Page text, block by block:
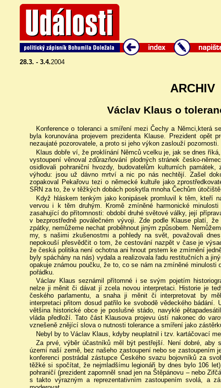
28.3. - 3.4.2004
ARCHIV
Václav Klaus o
Konference o toleranci a smíření mezi Čechy a Němci,která
byla korunována projevem prezidenta Klause. Prezident opět
nezaujaté pozorovatele, a proto si jeho výkon zaslouží pozornosti.
Klaus dobře ví, že proklínání Němců vcelku je, jak se dnes
vystoupení věnoval zdůrazňování plodných stránek česko-
osidlovali pohraniční hvozdy, budovatelům kulturních
výhodu: jsou už dávno mrtví a nic po nás nechtějí. Zašel
zopakoval Pekařovu tezi o německé kultuře jako
SRN za to, že v těžkých dobách poskytla mnoha Čechům
Když hláskem tenkým jako konipásek promluvil k těm, kteří
vervou i k těm druhým. Kromě zmíněné harmonické
zasahující do přítomnosti: období druhé světové války, její
v bezprostředně poválečném vývoji. Zde podle Klause platí,
zpátky, nemůžeme nechat proběhnout jiným způsobem.
my, s našimi zkušenostmi a pohledy na svět, považovali
nepokouší přesvědčit o tom, že cestování nazpět v čase je
že česká politika není ochotna ani hnout prstem ke zmírnění
byly spáchány na nás) vydala a realizovala řadu restitučních a
opakuje známou poučku, že to, co se nám na zmíněné
pořádku.
Václav Klaus seznámil přítomné i se svým pojetím
nelze ji měnit či dávat jí zcela novou interpretaci. Historie je
českého parlamentu, a snaha ji měnit či interpretovat by
interpretaci přitom dosud patřilo ke svobodě vědeckého
většina historické obce je poslušné stádo, navyklé
vláda předloží. Tato část Klausova projevu ústí nakonec do
vznešeně znějící slova o nutnosti tolerance a smíření jako
Nebyl by to Václav Klaus, kdyby neuplatnil i tzv. kartáčovací
Za prvé, výběr účastníků měl být pestřejší. Není dobré, aby
území naší země, bez našeho zastoupení nebo se zastoupením
konferenci postrádal zástupce Českého svazu bojovníků za
těžké si spočítat, že nejmladšímu legionáři by dnes bylo 106
pohraničí (prezident zapomněl snad jen na Štěpánovu – nebo
s takto výrazným a reprezentativním zastoupením svolá, a